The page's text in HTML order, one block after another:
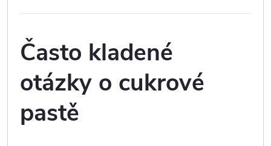
Často kladené
otázky o cukrové
pastě